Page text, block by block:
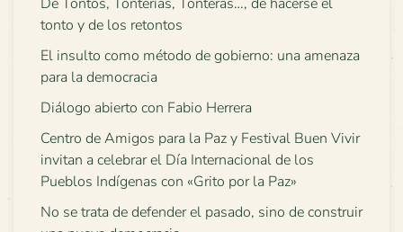
tonto y de los retontos
El insulto como método de gobierno: una amenaza
para la democracia
Diálogo abierto con Fabio Herrera
Centro de Amigos para la Paz y Festival Buen Vivir
invitan a celebrar el Día Internacional de los
Pueblos Indígenas con «Grito por la Paz»
No se trata de defender el pasado, sino de construir